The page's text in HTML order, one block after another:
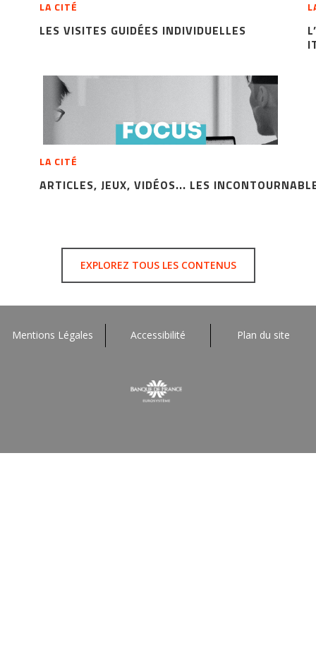
LA CITÉ
LES VISITES GUIDÉES INDIVIDUELLES
LA CITÉ
ARTICLES, JEUX, VIDÉOS... LES
EXPLOREZ TOUS LES CONTENUS
Mentions Légales Accessibilité Plan du site